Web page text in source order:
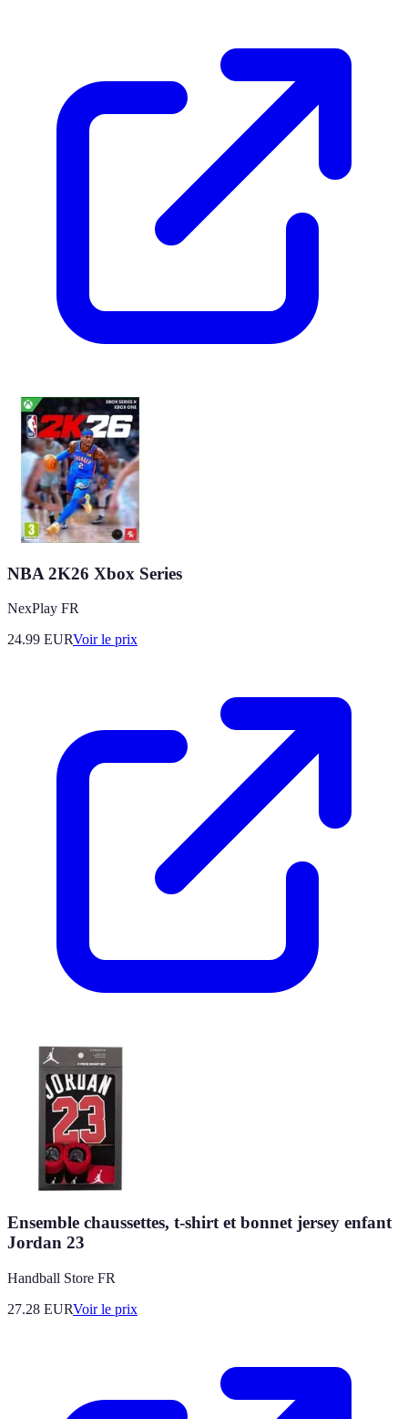
NBA 2K26 Xbox Series
NexPlay FR
24.99 EURVoir le prix
Ensemble chaussettes, t-shirt et bonnet jersey enfant
Jordan 23
Handball Store FR
27.28 EURVoir le prix